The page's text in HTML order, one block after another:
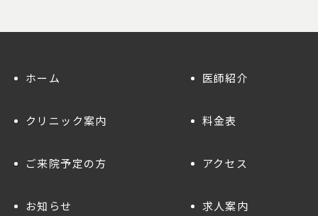
ホーム 医師紹介
クリニック案内 料金表
ご来院予定の方 アクセス
お知らせ
求人案内